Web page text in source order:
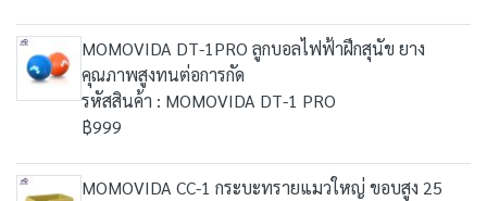
MOMOVIDA DT-1PRO ลูกบอลไฟฟ้าฝึกสุนัข ยาง
คุณภาพสูงทนต่อการกัด
รหัสสินค้า : MOMOVIDA DT-1 PRO
฿999
MOMOVIDA CC-1 กระบะทรายแมวใหญ่ ขอบสูง 25